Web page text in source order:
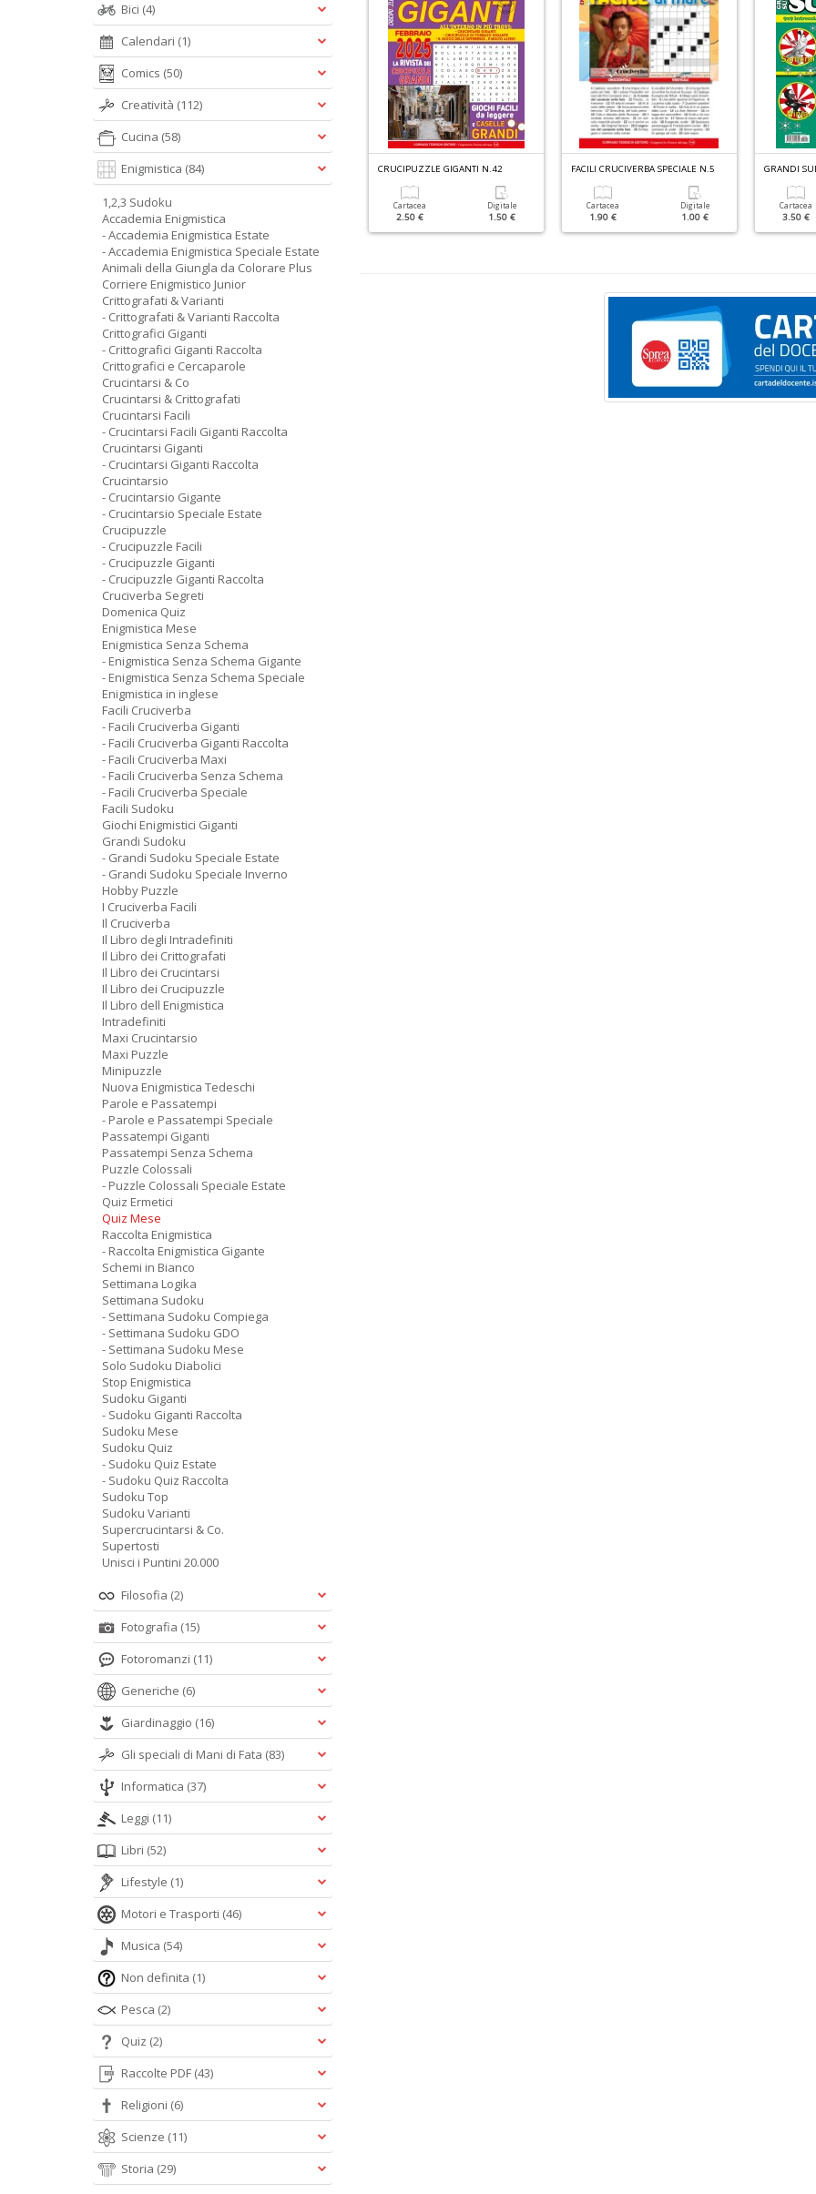
CRUCIVERBA SPECIALE N.3
Digitale
1.00 € 5.90 €
CRUCIPUZZLE GIGANTI N.42
Cartacea
2.50 €
Digitale
1.50 €
FACILI CRUCIVERBA SPECIALE N.5
Cartacea
1.90 €
Digitale
1.00 €
Cartacea
3.50 €
Bici (4)
Calendari (1)
Comics (50)
Creatività (112)
Cucina (58)
Enigmistica (84)
1,2,3 Sudoku
Accademia Enigmistica
- Accademia Enigmistica Estate
- Accademia Enigmistica Speciale Estate
Animali della Giungla da Colorare Plus
Corriere Enigmistico Junior
Crittografati & Varianti
- Crittografati & Varianti Raccolta
Crittografici Giganti
- Crittografici Giganti Raccolta
Crittografici e Cercaparole
Crucintarsi & Co
Crucintarsi & Crittografati
Crucintarsi Facili
- Crucintarsi Facili Giganti Raccolta
Crucintarsi Giganti
- Crucintarsi Giganti Raccolta
Crucintarsio
- Crucintarsio Gigante
- Crucintarsio Speciale Estate
Crucipuzzle
- Crucipuzzle Facili
- Crucipuzzle Giganti
- Crucipuzzle Giganti Raccolta
Cruciverba Segreti
Domenica Quiz
Enigmistica Mese
Enigmistica Senza Schema
- Enigmistica Senza Schema Gigante
- Enigmistica Senza Schema Speciale
Enigmistica in inglese
Facili Cruciverba
- Facili Cruciverba Giganti
- Facili Cruciverba Giganti Raccolta
- Facili Cruciverba Maxi
- Facili Cruciverba Senza Schema
- Facili Cruciverba Speciale
Facili Sudoku
Giochi Enigmistici Giganti
Grandi Sudoku
- Grandi Sudoku Speciale Estate
- Grandi Sudoku Speciale Inverno
Hobby Puzzle
I Cruciverba Facili
Il Cruciverba
Il Libro degli Intradefiniti
Il Libro dei Crittografati
Il Libro dei Crucintarsi
Il Libro dei Crucipuzzle
Il Libro dell Enigmistica
Intradefiniti
Maxi Crucintarsio
Maxi Puzzle
Minipuzzle
Nuova Enigmistica Tedeschi
Parole e Passatempi
- Parole e Passatempi Speciale
Passatempi Giganti
Passatempi Senza Schema
Puzzle Colossali
- Puzzle Colossali Speciale Estate
Quiz Ermetici
Quiz Mese
Raccolta Enigmistica
- Raccolta Enigmistica Gigante
Schemi in Bianco
Settimana Logika
Settimana Sudoku
- Settimana Sudoku Compiega
- Settimana Sudoku GDO
- Settimana Sudoku Mese
Solo Sudoku Diabolici
Stop Enigmistica
Sudoku Giganti
- Sudoku Giganti Raccolta
Sudoku Mese
Sudoku Quiz
- Sudoku Quiz Estate
- Sudoku Quiz Raccolta
Sudoku Top
Sudoku Varianti
Supercrucintarsi & Co.
Supertosti
Unisci i Puntini 20.000
Filosofia (2)
Fotografia (15)
Fotoromanzi (11)
Generiche (6)
Giardinaggio (16)
Gli speciali di Mani di Fata (83)
Informatica (37)
Leggi (11)
Libri (52)
Lifestyle (1)
Motori e Trasporti (46)
Musica (54)
Non definita (1)
Pesca (2)
Quiz (2)
Raccolte PDF (43)
Religioni (6)
Scienze (11)
Storia (29)